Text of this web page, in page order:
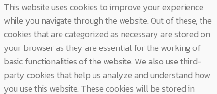
This website uses cookies to improve your experience
while you navigate through the website. Out of these, the
cookies that are categorized as necessary are stored on
your browser as they are essential for the working of
basic functionalities of the website. We also use third-
party cookies that help us analyze and understand how
you use this website. These cookies will be stored in